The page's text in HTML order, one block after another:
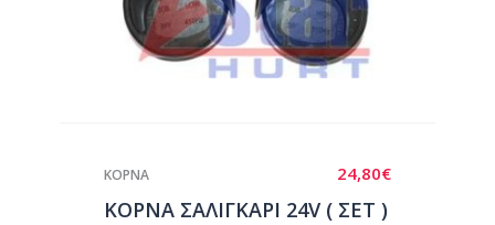
24,80€
ΚΟΡΝΑ
ΚΟΡΝΑ ΣΑΛΙΓΚΑΡΙ 24V ( ΣΕΤ )